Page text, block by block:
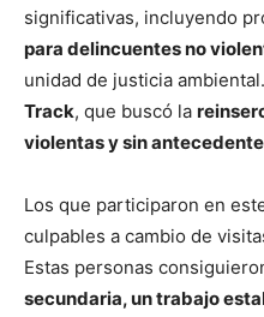
significativas, incluyendo
para delincuentes no
unidad de justicia
Track, que buscó la
violentas y sin
Los que participaron en
culpables a cambio de
Estas personas
secundaria, un trabajo